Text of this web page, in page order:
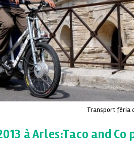
Transport féria
à Arles:Taco and